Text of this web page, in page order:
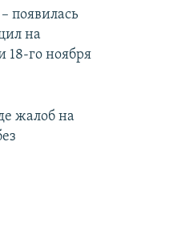
появилась
на
18-го ноября
жалоб на